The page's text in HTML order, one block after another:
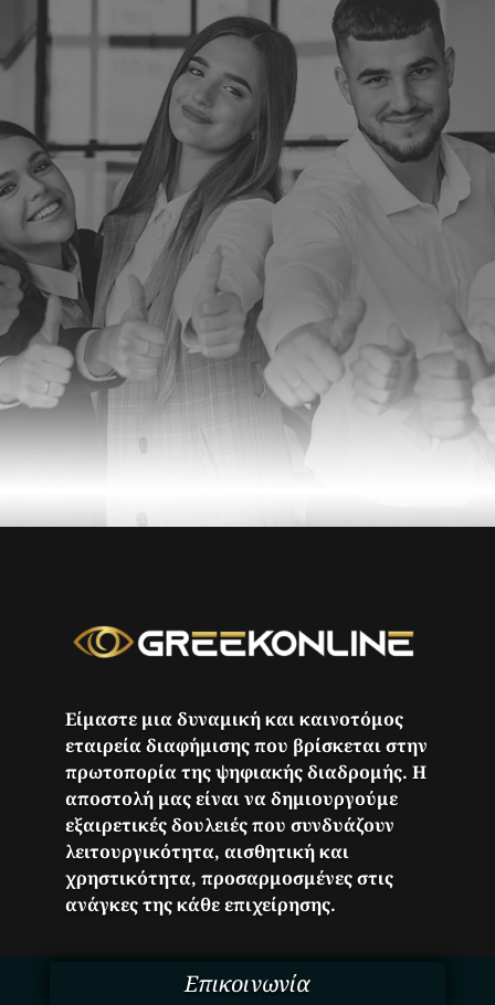
Είμαστε μια δυναμική και καινοτόμος
εταιρεία διαφήμισης που βρίσκεται στην
πρωτοπορία της ψηφιακής διαδρομής. Η
αποστολή μας είναι να δημιουργούμε
εξαιρετικές δουλειές που συνδυάζουν
λειτουργικότητα, αισθητική και
χρηστικότητα, προσαρμοσμένες στις
ανάγκες της κάθε επιχείρησης.
Επικοινωνία